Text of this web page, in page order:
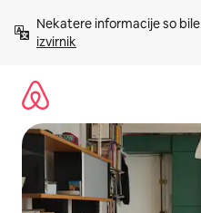
vsebino
Nekatere informacije so
izvirnik